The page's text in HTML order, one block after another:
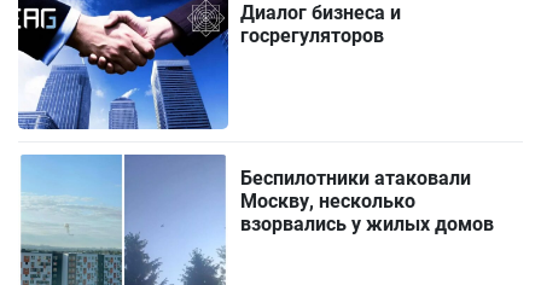
Диалог бизнеса и
госрегуляторов
Беспилотники атаковали
Москву, несколько
взорвались у жилых домов